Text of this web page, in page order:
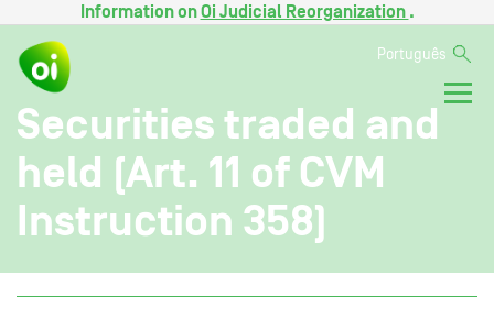
Information onOi Judicial Reorganization .
Português
Securities traded and
held (Art. 11 of CVM
Instruction 358)